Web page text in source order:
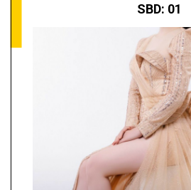
SBD: 01
NGUYỄN THỊ